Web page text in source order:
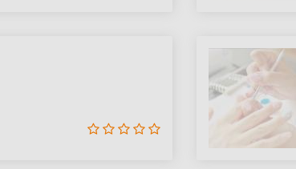
data from different